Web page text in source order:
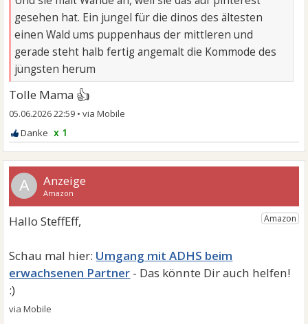
gesehen hat. Ein jungel für die dinos des ältesten
einen Wald ums puppenhaus der mittleren und
gerade steht halb fertig angemalt die Kommode des
jüngsten herum
Tolle Mama 👍
05.06.2026 22:59 •
x 1
A
Umgang mit ADHS beim
erwachsenen Partner